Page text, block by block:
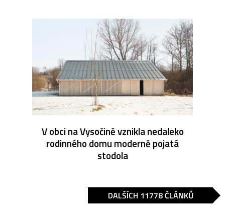
V obci na Vysočině vznikla nedaleko
rodinného domu moderně pojatá
stodola
DALŠÍCH 11778 ČLÁNKŮ